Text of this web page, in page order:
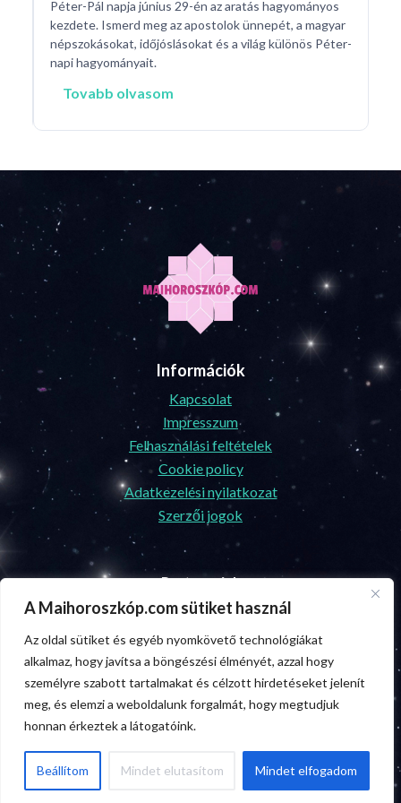
A Maihoroszkóp.com sütiket használ
Az oldal sütiket és egyéb nyomkövető technológiákat
alkalmaz, hogy javítsa a böngészési élményét, azzal hogy
személyre szabott tartalmakat és célzott hirdetéseket jelenít
meg, és elemzi a weboldalunk forgalmát, hogy megtudjuk
honnan érkeztek a látogatóink.
Beállítom Mindet elutasítom Mindet elfogadom
Péter-Pál napja június 29-én az aratás hagyományos
kezdete. Ismerd meg az apostolok ünnepét, a magyar
népszokásokat, időjóslásokat és a világ különös Péter-
napi hagyományait.
Tovabb olvasom
Információk
Kapcsolat
Impresszum
Felhasználási feltételek
Cookie policy
Adatkezelési nyilatkozat
Szerzői jogok
Partnereink
Ünnepek.center
Biztosításszakértő.com
Egészségmagazin.com
Hitelszakértő.com
FacebookMessenger
X GmailSkype
Ossza